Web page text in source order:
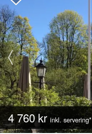
4 760 krinkl. servering*